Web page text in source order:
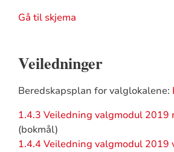
Gå til skjema
Veiledninger
Beredskapsplan for valglokalene:
1.4.3 Veiledning valgmodul 2019
(bokmål)
1.4.4 Veiledning valgmodul 2019